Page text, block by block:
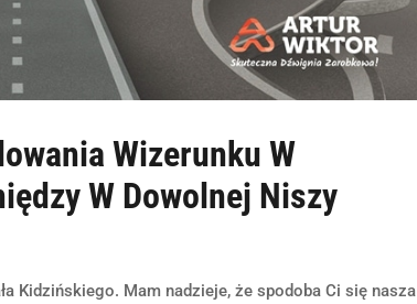
Wizerunku W
W Dowolnej Niszy
Kidzińskiego. Mam nadzieje, że spodoba Ci się nasza